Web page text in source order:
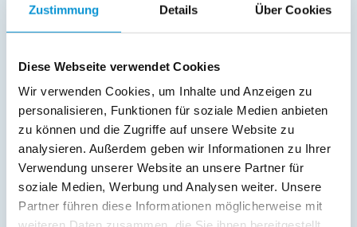
Zustimmung Details Über Cookies
Diese Webseite verwendet Cookies
Wir verwenden Cookies, um Inhalte und Anzeigen zu
personalisieren, Funktionen für soziale Medien anbieten
zu können und die Zugriffe auf unsere Website zu
analysieren. Außerdem geben wir Informationen zu Ihrer
Verwendung unserer Website an unsere Partner für
soziale Medien, Werbung und Analysen weiter. Unsere
Partner führen diese Informationen möglicherweise mit
Freier Kommentar an Vermieter
Kopie der Nachricht per Mail zusenden